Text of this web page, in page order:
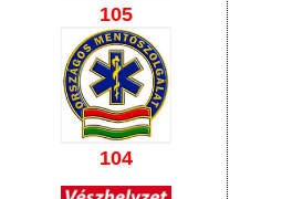
105
104